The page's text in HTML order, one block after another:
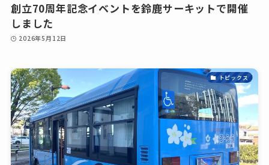
創立70周年記念イベントを鈴鹿サーキットで開催
しました
2026年5月12日
トピックス